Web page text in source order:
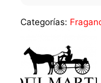
Categorías: